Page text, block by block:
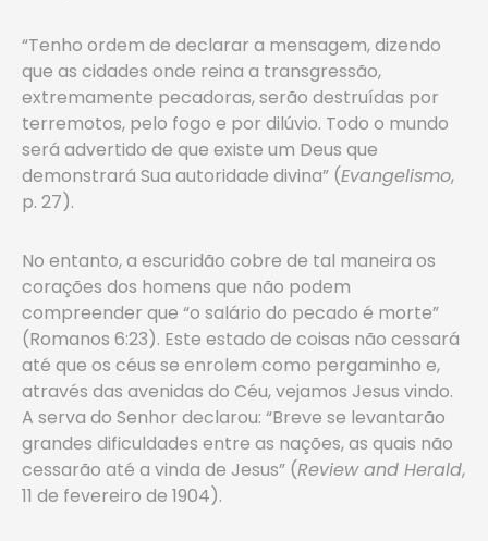
“Tenho ordem de declarar a mensagem, dizendo
que as cidades onde reina a transgressão,
extremamente pecadoras, serão destruídas por
terremotos, pelo fogo e por dilúvio. Todo o mundo
será advertido de que existe um Deus que
demonstrará Sua autoridade divina” (Evangelismo,
p. 27).
No entanto, a escuridão cobre de tal maneira os
corações dos homens que não podem
compreender que “o salário do pecado é morte”
(Romanos 6:23). Este estado de coisas não cessará
até que os céus se enrolem como pergaminho e,
através das avenidas do Céu, vejamos Jesus vindo.
A serva do Senhor declarou: “Breve se levantarão
grandes dificuldades entre as nações, as quais não
cessarão até a vinda de Jesus” (Review and Herald,
11 de fevereiro de 1904).